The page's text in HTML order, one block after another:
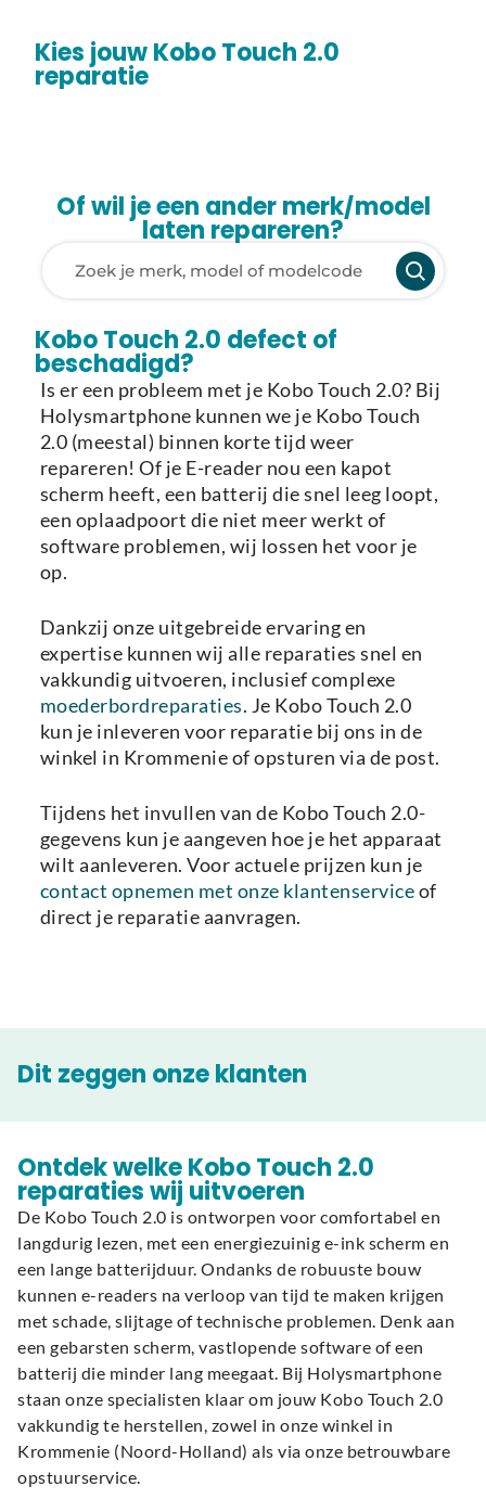
Kies jouw Kobo Touch 2.0
reparatie
Of wil je een ander merk/model
laten repareren?
Kobo Touch 2.0 defect of
beschadigd?
Is er een probleem met je Kobo Touch 2.0? Bij
Holysmartphone kunnen we je Kobo Touch
2.0 (meestal) binnen korte tijd weer
repareren! Of je E-reader nou een kapot
scherm heeft, een batterij die snel leeg loopt,
een oplaadpoort die niet meer werkt of
software problemen, wij lossen het voor je
op.
Dankzij onze uitgebreide ervaring en
expertise kunnen wij alle reparaties snel en
vakkundig uitvoeren, inclusief complexe
moederbordreparaties. Je Kobo Touch 2.0
kun je inleveren voor reparatie bij ons in de
winkel in Krommenie of opsturen via de post.
Tijdens het invullen van de Kobo Touch 2.0-
gegevens kun je aangeven hoe je het apparaat
wilt aanleveren. Voor actuele prijzen kun je
contact opnemen met onze klantenserviceof
direct je reparatie aanvragen.
Dit zeggen onze klanten
Ontdek welke Kobo Touch 2.0
reparaties wij uitvoeren
De Kobo Touch 2.0 is ontworpen voor comfortabel en
langdurig lezen, met een energiezuinig e-ink scherm en
een lange batterijduur. Ondanks de robuuste bouw
kunnen e-readers na verloop van tijd te maken krijgen
met schade, slijtage of technische problemen. Denk aan
een gebarsten scherm, vastlopende software of een
batterij die minder lang meegaat. Bij Holysmartphone
staan onze specialisten klaar om jouw Kobo Touch 2.0
vakkundig te herstellen, zowel in onze winkel in
Krommenie (Noord-Holland) als via onze betrouwbare
opstuurservice.